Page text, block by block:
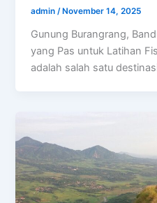
admin/ November 14, 2025
Gunung Burangrang,
yang Pas untuk Latihan
adalah salah satu